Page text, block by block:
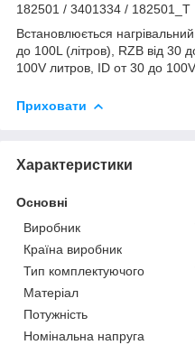
182501 / 3401334 / 182501_T
Встановлюється
до 100L (літров), RZB від 30
100V литров, ID от 30 до
Приховати
Характеристики
Основні
Виробник
Країна виробник
Тип комплектуючого
Матеріал
Потужність
Номінальна напруга